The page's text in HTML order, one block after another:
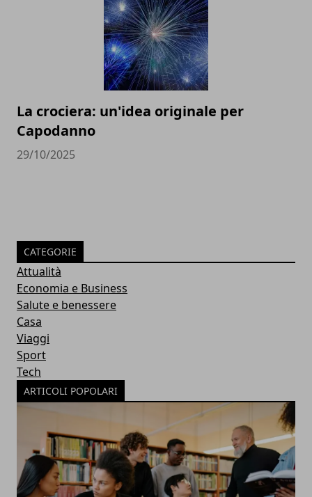
La crociera: un'idea originale per
Capodanno
29/10/2025
CATEGORIE
Attualità
Economia e Business
Salute e benessere
Casa
Viaggi
Sport
Tech
ARTICOLI POPOLARI